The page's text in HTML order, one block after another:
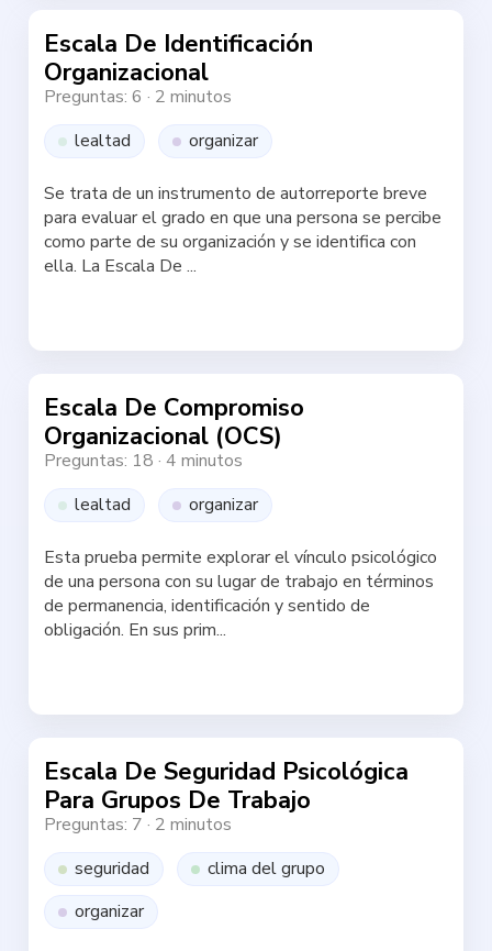
Escala De Identificación
Organizacional
Preguntas: 6 · 2 minutos
lealtad
organizar
Se trata de un instrumento de autorreporte breve
para evaluar el grado en que una persona se percibe
como parte de su organización y se identifica con
ella. La Escala De ...
Escala De Compromiso
Organizacional (OCS)
Preguntas: 18 ·4 minutos
lealtad
organizar
Esta prueba permite explorar el vínculo psicológico
de una persona con su lugar de trabajo en términos
de permanencia, identificación y sentido de
obligación. En sus prim...
Escala De Seguridad Psicológica
Para Grupos De Trabajo
Preguntas: 7 · 2 minutos
seguridad
clima del grupo
organizar